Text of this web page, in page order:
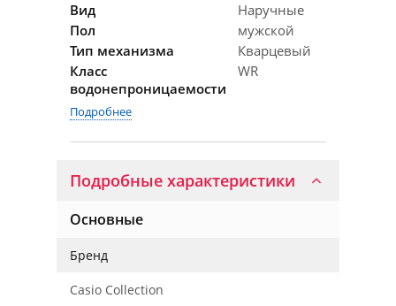
Вид
Наручные
Пол
мужской
Тип механизма
Кварцевый
Класс
водонепроницаемости
WR
Подробнее
Подробные характеристики
Основные
Бренд
Casio Collection